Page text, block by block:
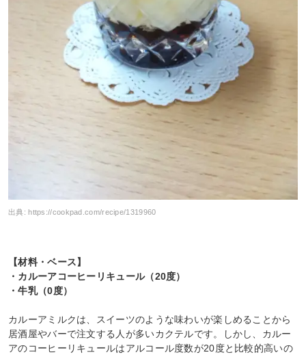
出典:https://cookpad.com/recipe/1319960
【材料・ベース】
・カルーアコーヒーリキュール（20度）
・牛乳（0度）
カルーアミルクは、スイーツのような味わいが楽しめることから
居酒屋やバーで注文する人が多いカクテルです。しかし、カルー
アのコーヒーリキュールはアルコール度数が20度と比較的高いの